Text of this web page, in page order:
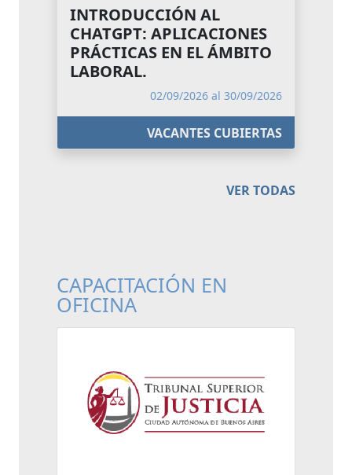
INTRODUCCIÓN AL
CHATGPT: APLICACIONES
PRÁCTICAS EN EL ÁMBITO
LABORAL.
02/09/2026 al 30/09/2026
VACANTES CUBIERTAS
VER TODAS
CAPACITACIÓN EN
OFICINA